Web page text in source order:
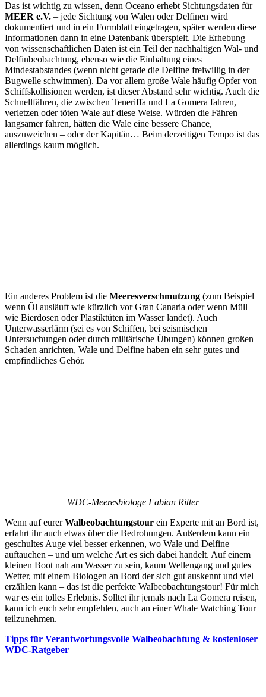
Das ist wichtig zu wissen, denn Oceano erhebt Sichtungsdaten für
MEER e.V. – jede Sichtung von Walen oder Delfinen wird
dokumentiert und in ein Formblatt eingetragen, später werden diese
Informationen dann in eine Datenbank überspielt. Die Erhebung
von wissenschaftlichen Daten ist ein Teil der nachhaltigen Wal- und
Delfinbeobachtung, ebenso wie die Einhaltung eines
Mindestabstandes (wenn nicht gerade die Delfine freiwillig in der
Bugwelle schwimmen). Da vor allem große Wale häufig Opfer von
Schiffskollisionen werden, ist dieser Abstand sehr wichtig. Auch die
Schnellfähren, die zwischen Teneriffa und La Gomera fahren,
verletzen oder töten Wale auf diese Weise. Würden die Fähren
langsamer fahren, hätten die Wale eine bessere Chance,
auszuweichen – oder der Kapitän… Beim derzeitigen Tempo ist das
allerdings kaum möglich.
Ein anderes Problem ist die Meeresverschmutzung (zum Beispiel
wenn Öl ausläuft wie kürzlich vor Gran Canaria oder wenn Müll
wie Bierdosen oder Plastiktüten im Wasser landet). Auch
Unterwasserlärm (sei es von Schiffen, bei seismischen
Untersuchungen oder durch militärische Übungen) können großen
Schaden anrichten, Wale und Delfine haben ein sehr gutes und
empfindliches Gehör.
WDC-Meeresbiologe Fabian Ritter
Wenn auf eurerWalbeobachtungstour ein Experte mit an Bord ist,
erfahrt ihr auch etwas über die Bedrohungen. Außerdem kann ein
geschultes Auge viel besser erkennen, wo Wale und Delfine
auftauchen – und um welche Art es sich dabei handelt. Auf einem
kleinen Boot nah am Wasser zu sein, kaum Wellengang und gutes
Wetter, mit einem Biologen an Bord der sich gut auskennt und viel
erzählen kann – das ist die perfekte Walbeobachtungstour! Für mich
war es ein tolles Erlebnis. Solltet ihr jemals nach La Gomera reisen,
kann ich euch sehr empfehlen, auch an einer Whale Watching Tour
teilzunehmen.
Tipps für Verantwortungsvolle Walbeobachtung & kostenloser
WDC-Ratgeber